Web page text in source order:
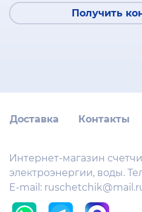
Получить
Доставка Контакты
Интернет-магазин
электроэнергии, воды.
E-mail: